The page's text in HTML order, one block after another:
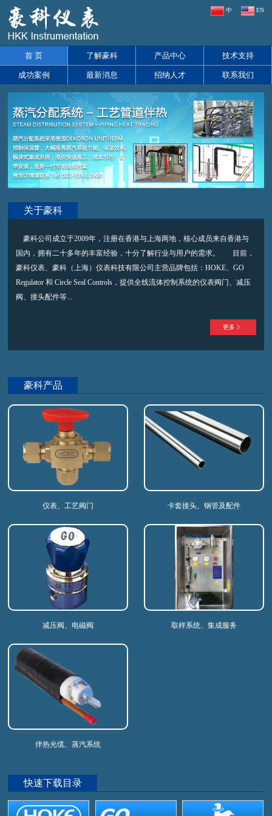
中 EN
首 页 了解豪科 产品中心 技术支持
成功案例 最新消息 招纳人才 联系我们
关于豪科
豪科公司成立于2009年，注册在香港与上海两地，核心成员来自香港与
国内，拥有二十多年的丰富经验，十分了解行业与用户的需求。 目前，
豪科仪表、豪科（上海）仪表科技有限公司主营品牌包括：HOKE、GO
Regulator 和 Circle Seal Controls，提供全线流体控制系统的仪表阀门、减压
阀、接头配件等...
更多 》
豪科产品
仪表、工艺阀门 卡套接头、钢管及配件
减压阀、电磁阀 取样系统、集成服务
伴热光缆、蒸汽系统
快速下载目录